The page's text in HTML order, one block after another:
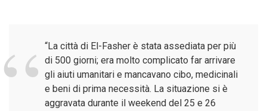
“La città di El-Fasher è stata assediata per più
di 500 giorni; era molto complicato far arrivare
gli aiuti umanitari e mancavano cibo, medicinali
e beni di prima necessità. La situazione si è
aggravata durante il weekend del 25 e 26